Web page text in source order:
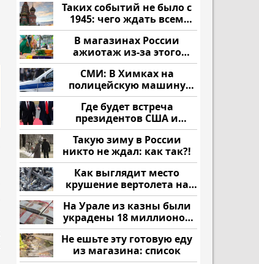
Таких событий не было с
1945: чего ждать всем
нам?
В магазинах России
ажиотаж из-за этого
продукта: что купить?
СМИ: В Химках на
полицейскую машину
напали и подожгли.
Где будет встреча
президентов США и
России: Европа?
Такую зиму в России
никто не ждал: как так?!
Как выглядит место
крушение вертолета на
Кавказе: смотреть
На Урале из казны были
украдены 18 миллионов
рублей
Не ешьте эту готовую еду
из магазина: список